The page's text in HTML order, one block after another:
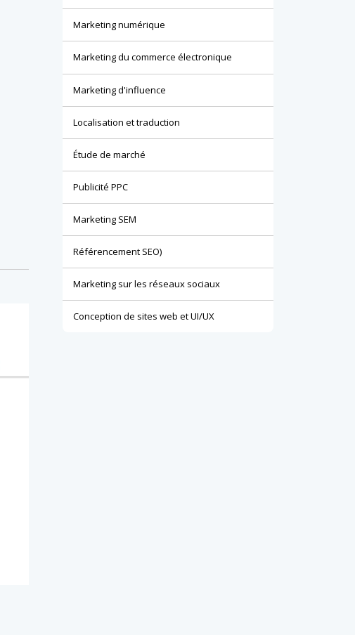
Marketing numérique
Marketing du commerce électronique
Marketing d'influence
Localisation et traduction
Étude de marché
Publicité PPC
Marketing SEM
Référencement SEO)
Marketing sur les réseaux sociaux
Conception de sites web et UI/UX